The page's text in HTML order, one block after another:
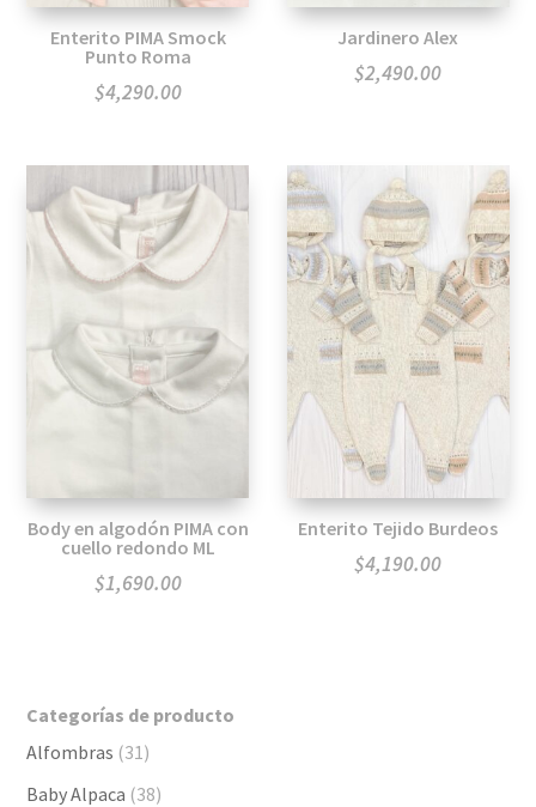
Enterito PIMA Smock
Punto Roma
$4,290.00
Jardinero Alex
$2,490.00
Body en algodón PIMA con
cuello redondo ML
$1,690.00
Enterito Tejido Burdeos
$4,190.00
Categorías de producto
Alfombras (31)
Baby Alpaca (38)